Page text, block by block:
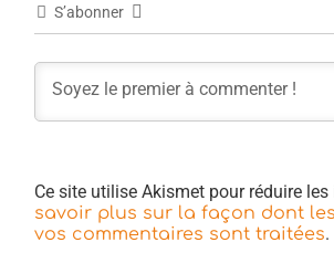
S’abonner
Ce site utilise Akismet pour réduire
savoir plus sur la façon dont
vos commentaires sont traitées.